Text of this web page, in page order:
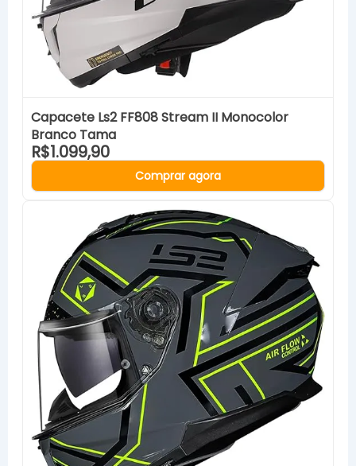
Capacete Ls2 FF808 Stream II Monocolor
Branco Tama
R$1.099,90
Comprar agora